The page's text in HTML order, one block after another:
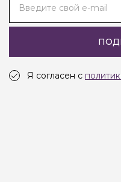
Введите свой e-mail
Я согласен с